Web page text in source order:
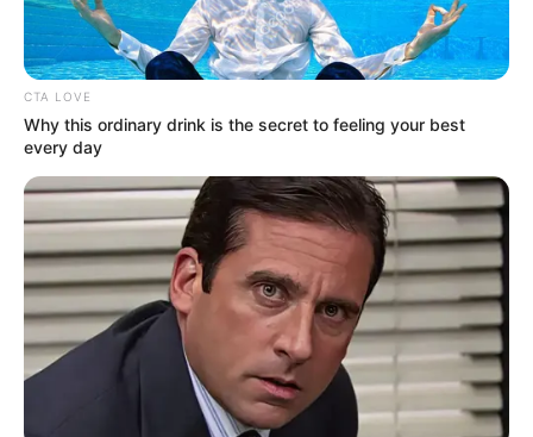
Camioneta se le atravesó
terminó hecha trizas
TITIRIBÍ - ANTIOQUIA
Tras deslizamiento en
Titiribí, camioneta queda
suspendida en el aire;
ocupantes se salvan de
milagro
CTA LOVE
Why this ordinary drink is the secret to feeling your best
every day